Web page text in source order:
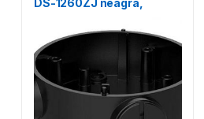
camera, aliaj